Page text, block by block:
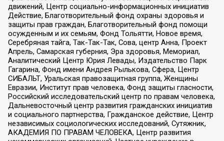
движений, Центр социально-информационных инициатив
Действие, Благотворительный фонд охраны здоровья и
защиты прав граждан, Благотворительный фонд помощи
осужденным и их семьям, Фонд Тольятти, Новое время,
Серебряная тайга, Так-Так-Так, Сова, центр Анна, Проект
Апрель, Самарская губерния, Эра здоровья, Мемориал,
Аналитический Центр Юрия Левады, Издательство Парк
Гагарина, Фонд имени Андрея Рылькова, Сфера, Центр
СИБАЛЬТ, Уральская правозащитная группа, Женщины
Евразии, Институт прав человека, Фонд защиты гласности,
Российский исследовательский центр по правам человека,
Дальневосточный центр развития гражданских инициатив
и социального партнерства, Гражданское действие, Центр
независимых социологических исследований, Сутяжник,
АКАДЕМИЯ ПО ПРАВАМ ЧЕЛОВЕКА, Центр развития